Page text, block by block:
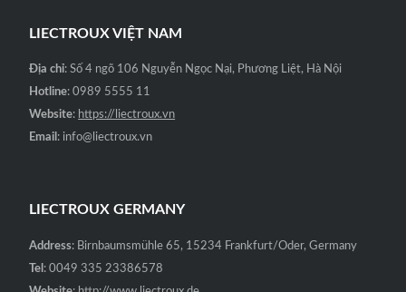
LIECTROUX VIỆT NAM
Địa chỉ: Số 4 ngõ 106 Nguyễn Ngọc Nại, Phương Liệt, Hà Nội
Hotline: 0989 5555 11
Website: https://liectroux.vn
Email : info@liectroux.vn
LIECTROUX GERMANY
Address: Birnbaumsmühle 65, 15234 Frankfurt/Oder, Germany
Tel : 0049 335 23386578